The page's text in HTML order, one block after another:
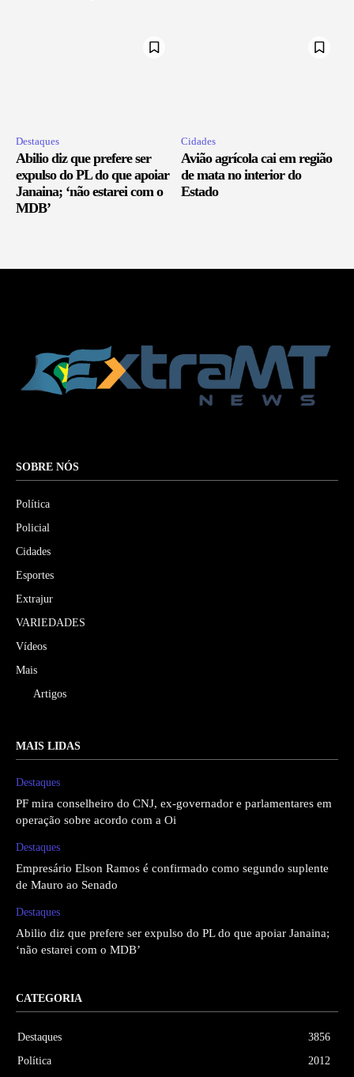
Destaques
Abilio diz que prefere ser
expulso do PL do que apoiar
Janaina; ‘não estarei com o
MDB’
Cidades
Avião agrícola cai em região
de mata no interior do
Estado
SOBRE NÓS
Política
Policial
Cidades
Esportes
Extrajur
VARIEDADES
Vídeos
Mais
Artigos
MAIS LIDAS
Destaques
PF mira conselheiro do CNJ, ex-governador e parlamentares em
operação sobre acordo com a Oi
Destaques
Empresário Elson Ramos é confirmado como segundo suplente
de Mauro ao Senado
Destaques
Abilio diz que prefere ser expulso do PL do que apoiar Janaina;
‘não estarei com o MDB’
CATEGORIA
Destaques
3856
Política
2012